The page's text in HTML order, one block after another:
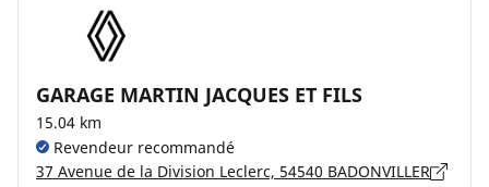
GARAGE MARTIN JACQUES ET FILS
15.04 km
Revendeur recommandé
37 Avenue de la Division Leclerc, 54540 BADONVILLER